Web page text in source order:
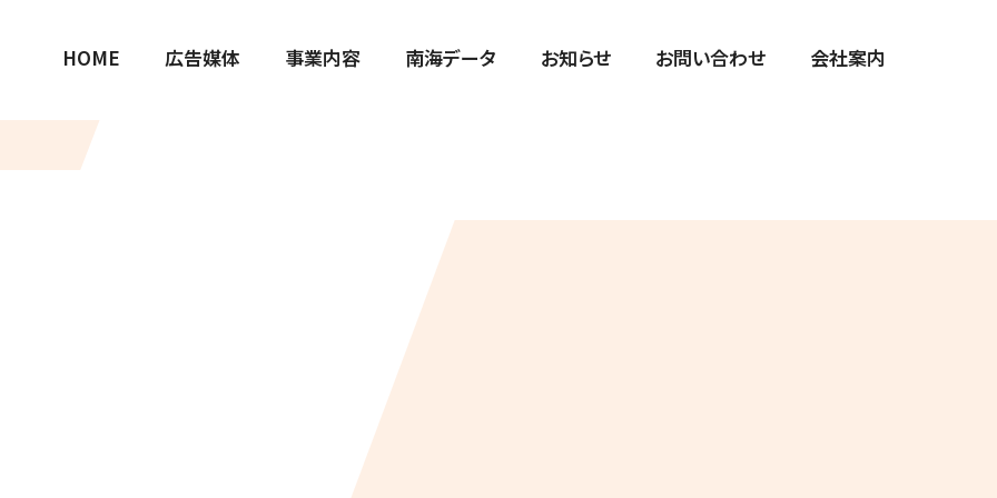
HOME 広告媒体 事業内容 南海データ お知らせ お問い合わせ 会社案内